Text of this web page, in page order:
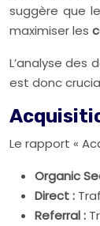
suggère que
maximiser les
L’analyse des
est donc
Le rapport «
Organic
Direct :
Referral :